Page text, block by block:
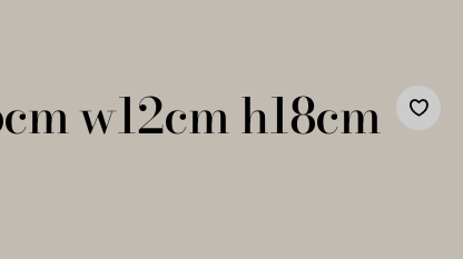
w12cm h18cm